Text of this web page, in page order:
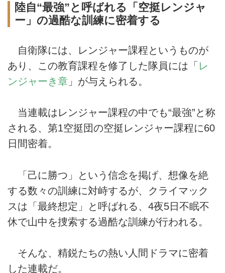
陸自“最強”と呼ばれる「空挺レンジャ
ー」の過酷な訓練に密着する
自衛隊には、レンジャー課程というものが
あり、この教育課程を修了した隊員には「 レ
ンジャーき章 」が与えられる。
当連載はレンジャー課程の中でも“最強”と称
される、第1空挺団の空挺レンジャー課程に60
日間密着。
「己に勝つ」という信念を掲げ、想像を絶
する数々の訓練に対峙するが、クライマック
スは「最終想定」と呼ばれる、4夜5日不眠不
休で山中を捜索する過酷な訓練が行われる。
そんな、精鋭たちの熱い人間ドラマに密着
した連載だ。